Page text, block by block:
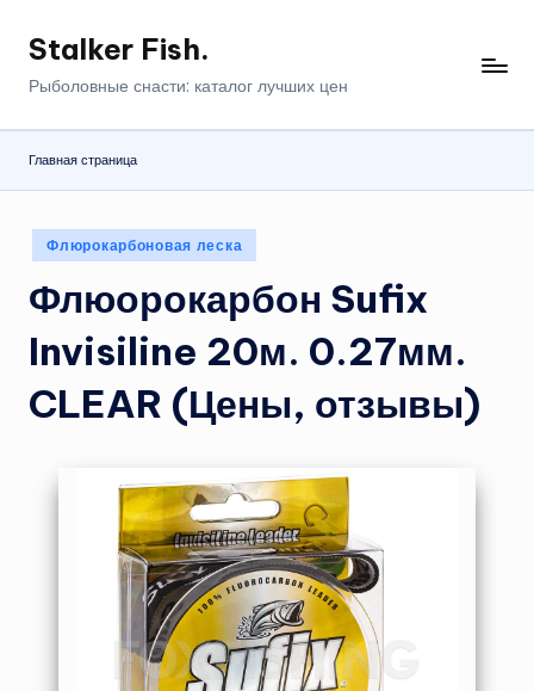
Перейти
Stalker Fish.
Рыболовные снасти: каталог лучших цен
Главная страница
Опубликовано
в
Флюрокарбоновая леска
Флюорокарбон Sufix
Invisiline 20м. 0.27мм.
CLEAR (Цены, отзывы)